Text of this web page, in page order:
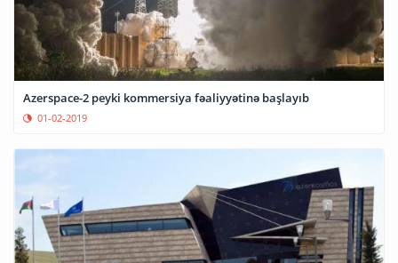
Azerspace-2 peyki kommersiya fəaliyyətinə başlayıb
01-02-2019